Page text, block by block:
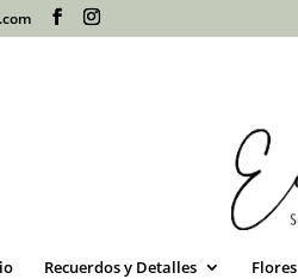
Recuerdos y Detalles Flores